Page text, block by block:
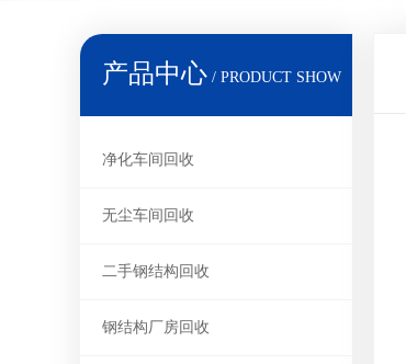
产品中心 / PRODUCT SHOW
净化车间回收
无尘车间回收
二手钢结构回收
钢结构厂房回收